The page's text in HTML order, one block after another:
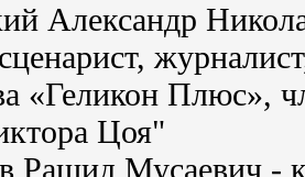
Александр
«Геликон Плюс»,
Цоя"
Рашид Мусаевич -